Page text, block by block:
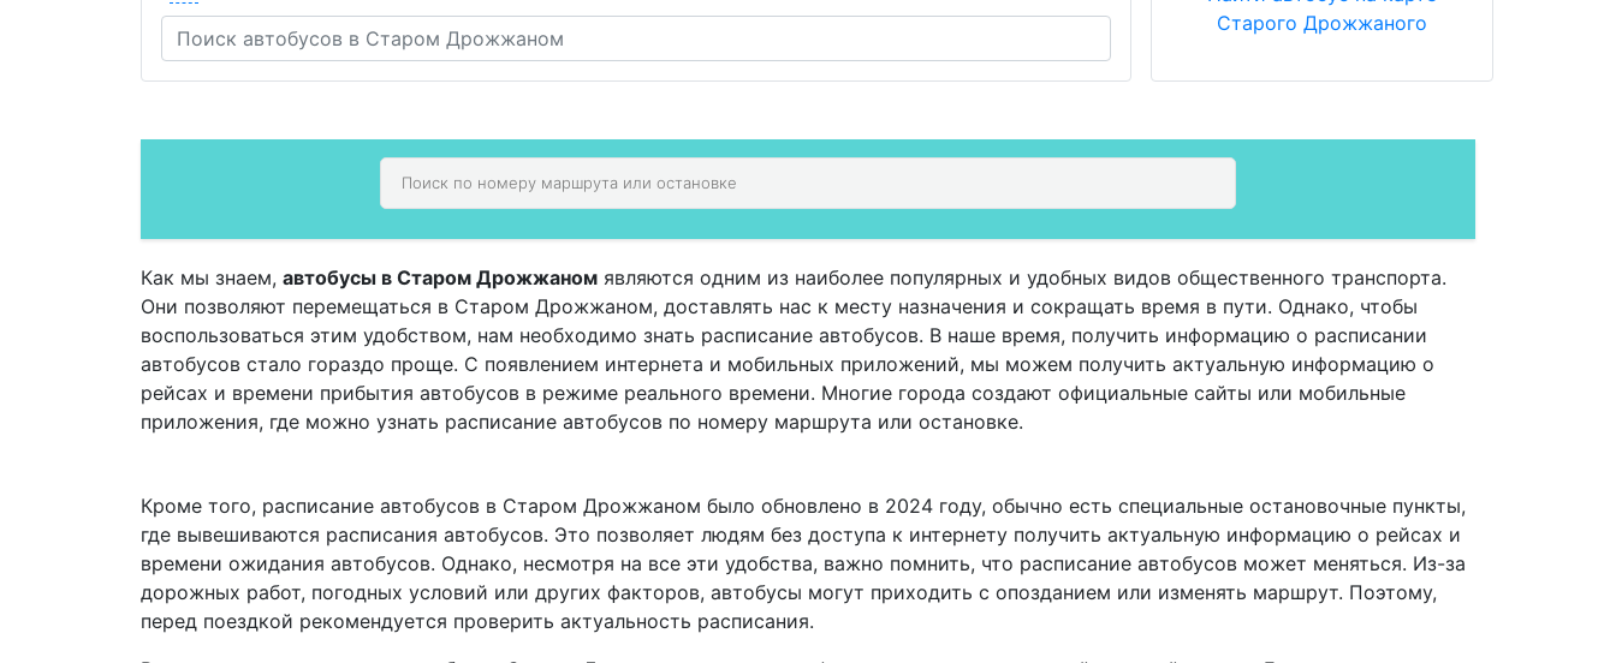
Старого Дрожжаного
Как мы знаем, автобусы в Старом Дрожжаном являются одним из наиболее популярных и удобных видов общественного транспорта.
Они позволяют перемещаться в Старом Дрожжаном, доставлять нас к месту назначения и сокращать время в пути. Однако, чтобы
воспользоваться этим удобством, нам необходимо знать расписание автобусов. В наше время, получить информацию о расписании
автобусов стало гораздо проще. С появлением интернета и мобильных приложений, мы можем получить актуальную информацию о
рейсах и времени прибытия автобусов в режиме реального времени. Многие города создают официальные сайты или мобильные
приложения, где можно узнать расписание автобусов по номеру маршрута или остановке.
Кроме того, расписание автобусов в Старом Дрожжаном было обновлено в 2024 году, обычно есть специальные остановочные пункты,
где вывешиваются расписания автобусов. Это позволяет людям без доступа к интернету получить актуальную информацию о рейсах и
времени ожидания автобусов. Однако, несмотря на все эти удобства, важно помнить, что расписание автобусов может меняться. Из-за
дорожных работ, погодных условий или других факторов, автобусы могут приходить с опозданием или изменять маршрут. Поэтому,
перед поездкой рекомендуется проверить актуальность расписания.